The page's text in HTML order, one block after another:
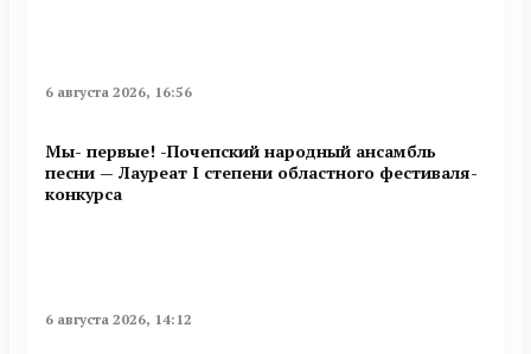
6 августа 2026, 16:56
Мы- первые! -Почепский народный ансамбль
песни — Лауреат I степени областного фестиваля-
конкурса
6 августа 2026, 14:12